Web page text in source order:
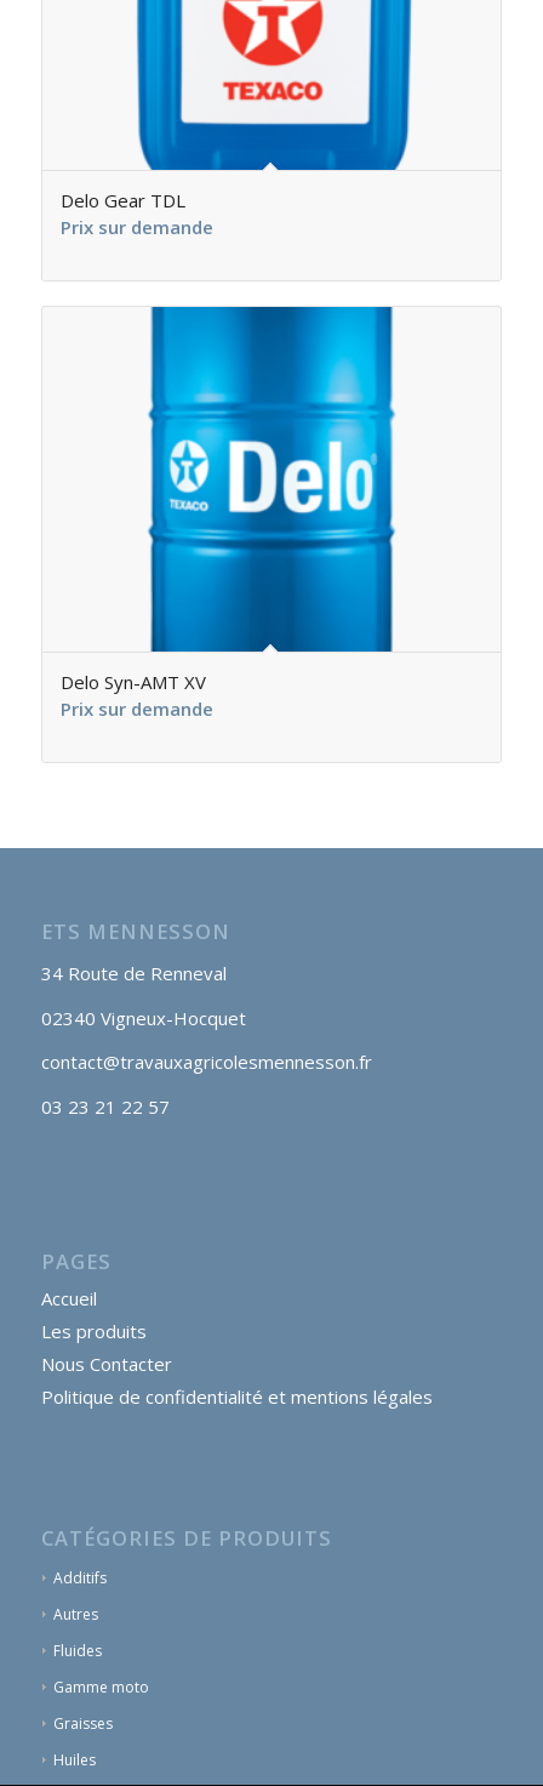
Delo Gear TDL
Prix sur demande
Delo Syn-AMT XV
Prix sur demande
ETS MENNESSON
34 Route de Renneval
02340 Vigneux-Hocquet
contact@travauxagricolesmennesson.fr
03 23 21 22 57
PAGES
Accueil
Les produits
Nous Contacter
Politique de confidentialité et mentions légales
CATÉGORIES DE PRODUITS
Additifs
Autres
Fluides
Gamme moto
Graisses
Huiles